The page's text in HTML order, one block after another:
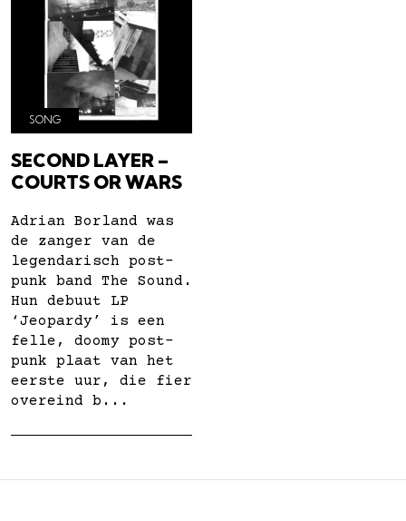
SONG
SECOND LAYER –
COURTS OR WARS
Adrian Borland was
de zanger van de
legendarisch post-
punk band The Sound.
Hun debuut LP
‘Jeopardy’ is een
felle, doomy post-
punk plaat van het
eerste uur, die fier
overeind b...